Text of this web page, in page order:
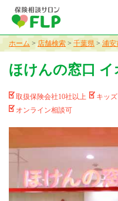
ホーム > 店舗検索 > 千葉県 > 浦安
ほけんの窓口
取扱保険会社10社以上 キッ
オンライン相談可